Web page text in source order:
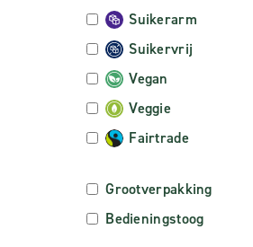
Suikerarm
Suikervrij
Vegan
Veggie
Fairtrade
Grootverpakking
Bedieningstoog